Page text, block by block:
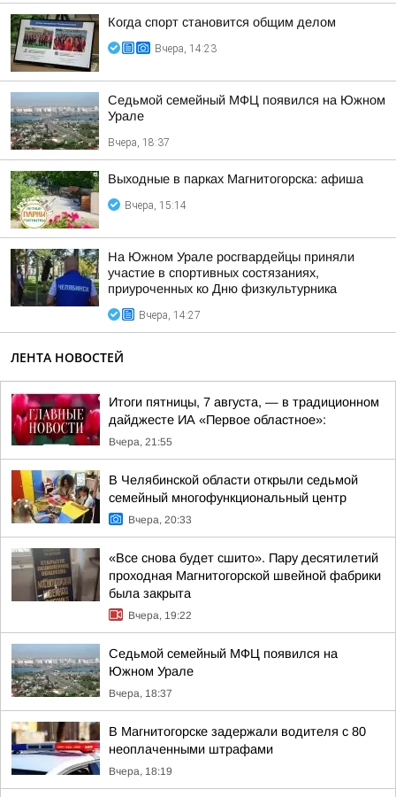
Когда спорт становится общим делом
Вчера, 14:23
Седьмой семейный МФЦ появился на Южном
Урале
Вчера, 18:37
Выходные в парках Магнитогорска: афиша
Вчера, 15:14
На Южном Урале росгвардейцы приняли
участие в спортивных состязаниях,
приуроченных ко Дню физкультурника
Вчера, 14:27
ЛЕНТА НОВОСТЕЙ
Итоги пятницы, 7 августа, — в традиционном
дайджесте ИА «Первое областное»:
Вчера, 21:55
В Челябинской области открыли седьмой
семейный многофункциональный центр
Вчера, 20:33
«Все снова будет сшито». Пару десятилетий
проходная Магнитогорской швейной фабрики
была закрыта
Вчера, 19:22
Седьмой семейный МФЦ появился на
Южном Урале
Вчера, 18:37
В Магнитогорске задержали водителя с 80
неоплаченными штрафами
Вчера, 18:19